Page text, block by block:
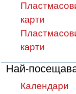
карти
карти
Най-
Календари